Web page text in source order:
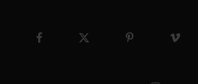
FacebookX
Pinterest Vimeo